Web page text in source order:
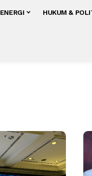
ENERGI HUKUM &